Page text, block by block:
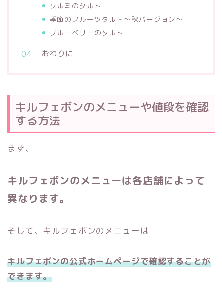
クルミのタルト
季節のフルーツタルト〜秋バージョン〜
ブルーベリーのタルト
おわりに
キルフェボンのメニューや値段を確認
する方法
まず、
キルフェボンのメニューは各店舗によって
異なります。
そして、キルフェボンのメニューは
キルフェボンの公式ホームページで確認することが
できます。